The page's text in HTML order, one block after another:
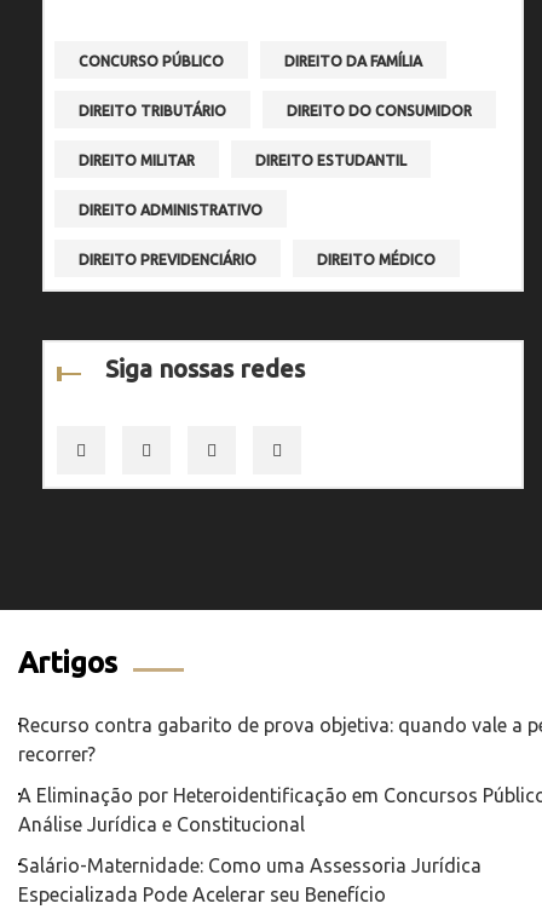
CONCURSO PÚBLICO DIREITO DA FAMÍLIA
DIREITO TRIBUTÁRIO DIREITO DO CONSUMIDOR
DIREITO MILITAR DIREITO ESTUDANTIL
DIREITO ADMINISTRATIVO
DIREITO PREVIDENCIÁRIO DIREITO MÉDICO
Siga nossas redes
Artigos
Recurso contra gabarito de prova objetiva: quando vale a
recorrer?
A Eliminação por Heteroidentificação em Concursos
Análise Jurídica e Constitucional
Salário-Maternidade: Como uma Assessoria Jurídica
Especializada Pode Acelerar seu Benefício